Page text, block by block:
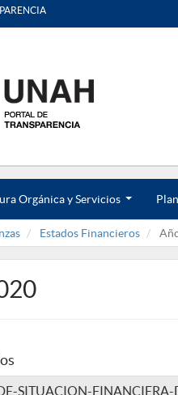
Orgánica y Servicios
.
.
Estados Financieros
SITUACION-